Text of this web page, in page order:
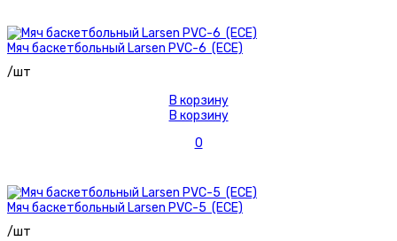
Мяч баскетбольный Larsen PVC-6 (ECE)
/шт
В корзину
В корзину
0
Мяч баскетбольный Larsen PVC-5 (ECE)
/шт